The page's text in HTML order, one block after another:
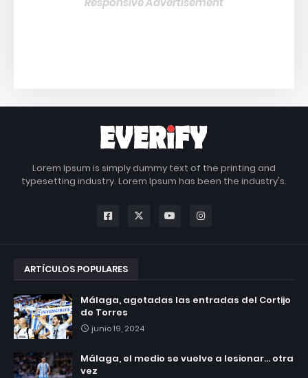
Lorem Ipsum is simply dummy text of the printing and
typesetting industry. Lorem Ipsum has been the industry's.
ARTÍCULOS POPULARES
Málaga, agotadas las entradas del Cortijo
de Torres
junio 19, 2024
Málaga, el medio se vuelve a lesionar... otra
vez